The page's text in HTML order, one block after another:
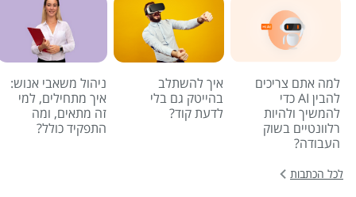
למה אתם צריכים
להבין AI כדי
להמשיך ולהיות
רלוונטיים בשוק
העבודה?
איך להשתלב
בהייטק גם בלי
לדעת קוד?
ניהול משאבי אנוש:
איך מתחילים, למי
זה מתאים, ומה
התפקיד כולל?
לכל הכתבות